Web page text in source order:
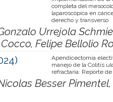
completa del
laparoscópica en
derecho y transverso
Urrejola
Felipe Bellolio
Apendicectomía
manejo de la Colitis
refractaria: Reporte de
Besser